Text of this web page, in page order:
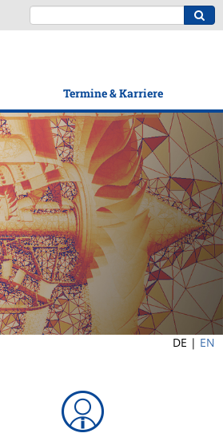
Termine & Karriere
DE | EN